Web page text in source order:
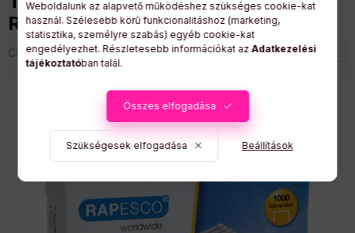
RAPESCO
Cikkszám:IRS1237
Weboldalunk az alapvető működéshez szükséges cookie-kat
használ. Szélesebb körű funkcionalitáshoz (marketing,
statisztika, személyre szabás) egyéb cookie-kat
engedélyezhet. Részletesebb információkat azAdatkezelési
tájékoztatóban talál.
Összes elfogadása
Szükségesek elfogadása Beállítások